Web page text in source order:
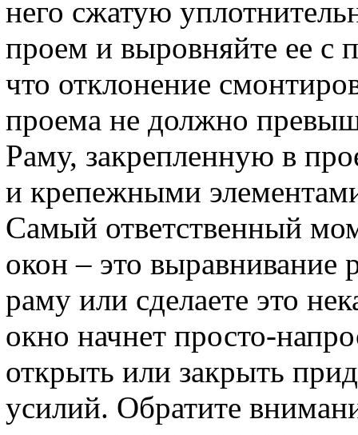
него сжатую
проем и выровняйте ее с
что отклонение
проема не должно
Раму, закрепленную в
и крепежными
Самый ответственный
окон – это
раму или сделаете это
окно начнет просто-
открыть или закрыть
усилий. Обратите